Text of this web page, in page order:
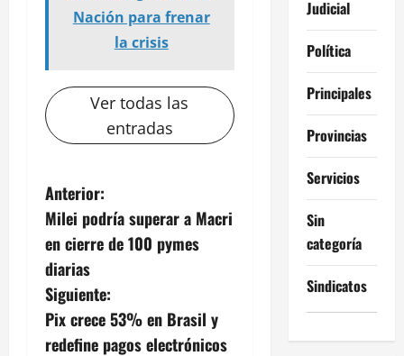
Nación para frenar
la crisis
Ver todas las
entradas
N
a
v
e
Anterior:
Milei podría superar a Macri
en cierre de 100 pymes
diarias
Siguiente:
Pix crece 53% en Brasil y
redefine pagos electrónicos
Judicial
Política
Principales
Provincias
Servicios
Sin
categoría
Sindicatos